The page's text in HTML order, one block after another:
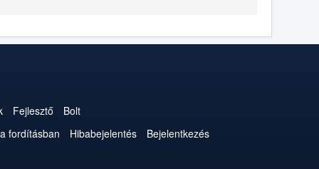
Fejlesztő
Bolt
fordításban Hibabejelentés
Bejelentkezés